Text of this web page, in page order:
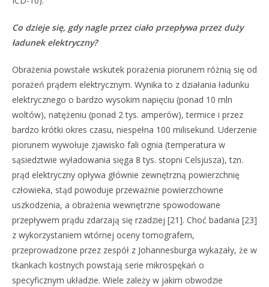
Co dzieje się, gdy nagle przez ciało przepływa przez duży
ładunek elektryczny?
Obrażenia powstałe wskutek porażenia piorunem różnią się od
porażeń prądem elektrycznym. Wynika to z działania ładunku
elektrycznego o bardzo wysokim napięciu (ponad 10 mln
woltów), natężeniu (ponad 2 tys. amperów), termice i przez
bardzo krótki okres czasu, niespełna 100 milisekund. Uderzenie
piorunem wywołuje zjawisko fali ognia (temperatura w
sąsiedztwie wyładowania sięga 8 tys. stopni Celsjusza), tzn.
prąd elektryczny opływa głównie zewnętrzną powierzchnię
człowieka, stąd powoduje przeważnie powierzchowne
uszkodzenia, a obrażenia wewnętrzne spowodowane
przepływem prądu zdarzają się rzadziej [21]. Choć badania [23]
z wykorzystaniem wtórnej oceny tomografem,
przeprowadzone przez zespół z Johannesburga wykazały, że w
tkankach kostnych powstają serie mikrospękań o
specyficznym układzie. Wiele zależy w jakim obwodzie